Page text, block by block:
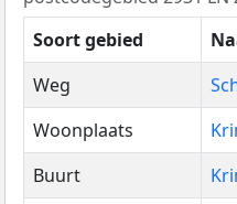
Soort gebied
Weg
Woonplaats
Buurt